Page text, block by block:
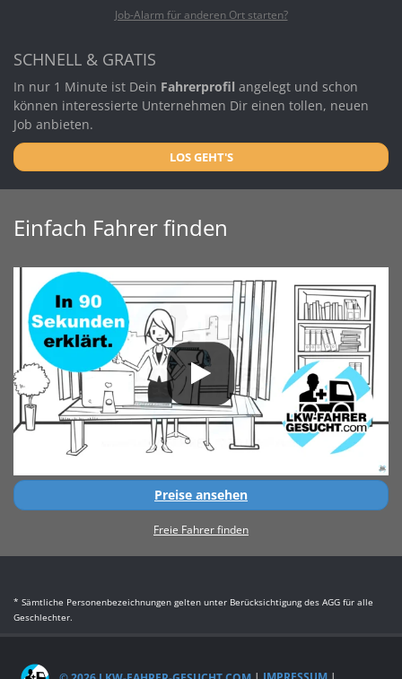
Job-Alarm für anderen Ort starten?
SCHNELL & GRATIS
In nur 1 Minute ist Dein Fahrerprofil angelegt und schon
können interessierte Unternehmen Dir einen tollen, neuen
Job anbieten.
LOS GEHT'S
Einfach Fahrer finden
Preise ansehen
Freie Fahrer finden
* Sämtliche Personenbezeichnungen gelten unter Berücksichtigung des AGG für alle
Geschlechter.